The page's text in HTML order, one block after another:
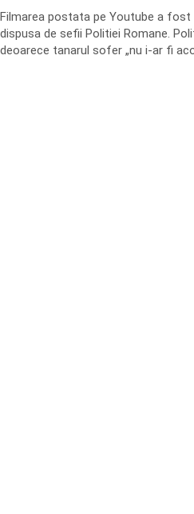
Filmarea postata pe Youtube a fost
dispusa de sefii Politiei Romane.
deoarece tanarul sofer „nu i-ar fi